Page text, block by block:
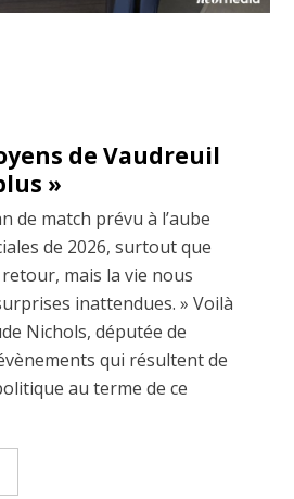
de Vaudreuil
»
de match prévu à l’aube
de 2026, surtout que
mais la vie nous
inattendues. » Voilà
Nichols, députée de
qui résultent de
au terme de ce